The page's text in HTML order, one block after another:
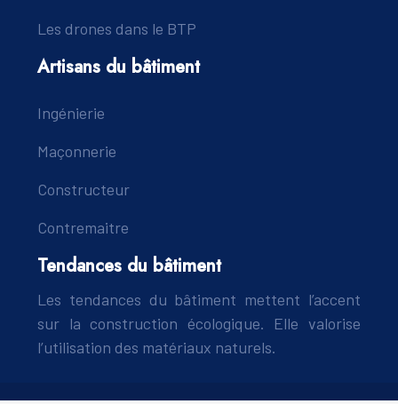
Les drones dans le BTP
Artisans du bâtiment
Ingénierie
Maçonnerie
Constructeur
Contremaitre
Tendances du bâtiment
Les tendances du bâtiment mettent l’accent
sur la construction écologique. Elle valorise
l’utilisation des matériaux naturels.